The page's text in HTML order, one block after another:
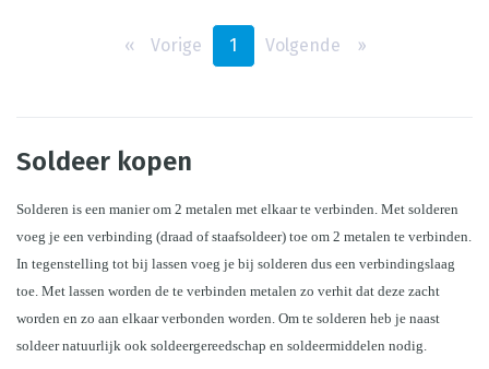
‹‹ Vorige 1 Volgende ››
Soldeer kopen
Solderen is een manier om 2 metalen met elkaar te verbinden. Met solderen
voeg je een verbinding (draad of staafsoldeer) toe om 2 metalen te verbinden.
In tegenstelling tot bij lassen voeg je bij solderen dus een verbindingslaag
toe. Met lassen worden de te verbinden metalen zo verhit dat deze zacht
worden en zo aan elkaar verbonden worden. Om te solderen heb je naast
soldeer natuurlijk ook soldeergereedschap en soldeermiddelen nodig.